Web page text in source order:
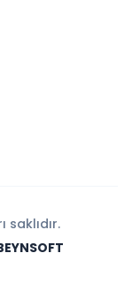
saklıdır.